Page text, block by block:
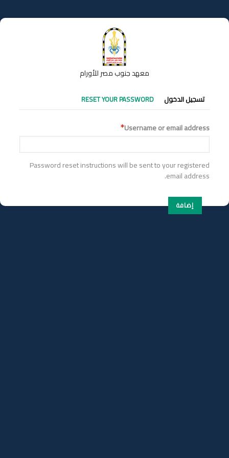
إلى
المحتوى
معهد جنوب مصر للأورام
التبويبات
الأساسية
تسجيل الدخول RESET YOUR PASSWORD
Username or email address
Password reset instructions will be sent to your registered
email address.